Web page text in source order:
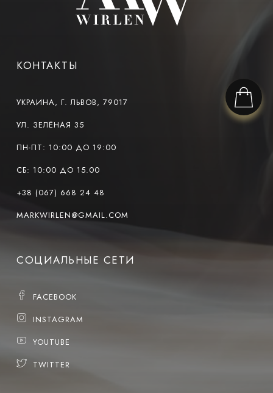
КОНТАКТЫ
УКРАИНА, Г. ЛЬВОВ, 79017
УЛ. ЗЕЛЁНАЯ 35
ПН-ПТ: 10:00 ДО 19:00
СБ: 10:00 ДО 15.00
+38 (067) 668 24 48
MARKWIRLEN@GMAIL.COM
СОЦИАЛЬНЫЕ СЕТИ
FACEBOOK
INSTAGRAM
YOUTUBE
TWITTER